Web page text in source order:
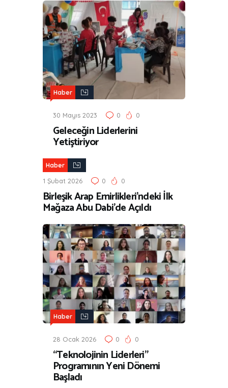
Haber
30 Mayıs 2023 0 0
Geleceğin Liderlerini
Yetiştiriyor
Haber
1 Şubat 2026 0 0
Birleşik Arap Emirlikleri’ndeki İlk
Mağaza Abu Dabi’de Açıldı
Haber
28 Ocak 2026 0 0
“Teknolojinin Liderleri”
Programının Yeni Dönemi
Başladı